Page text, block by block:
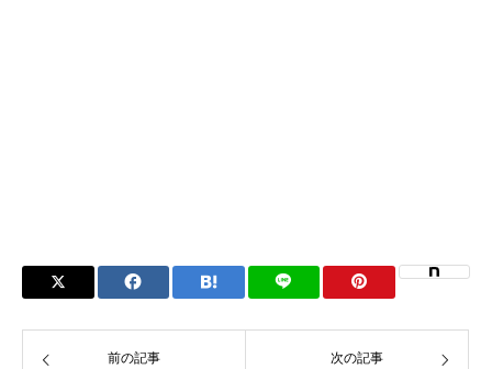
前の記事 次の記事